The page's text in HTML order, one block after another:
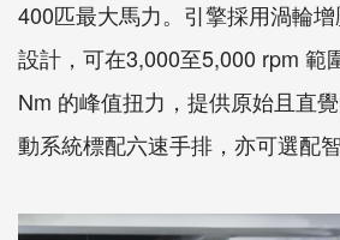
400匹最大馬力。引擎採用渦輪
設計，可在3,000至5,000 rpm 範
Nm 的峰值扭力，提供原始且直
動系統標配六速手排，亦可選配